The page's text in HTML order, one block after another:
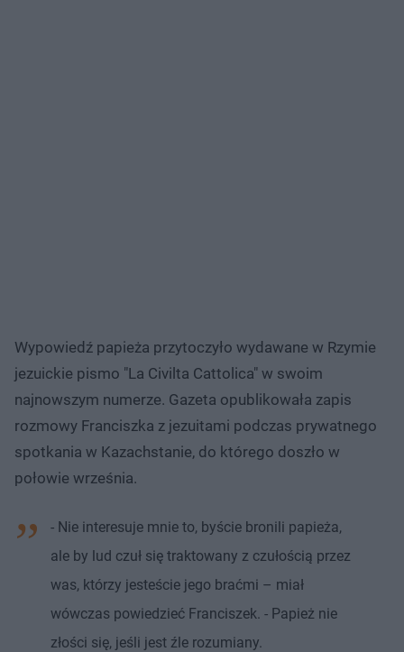
Wypowiedź papieża przytoczyło wydawane w Rzymie
jezuickie pismo "La Civilta Cattolica" w swoim
najnowszym numerze. Gazeta opublikowała zapis
rozmowy Franciszka z jezuitami podczas prywatnego
spotkania w Kazachstanie, do którego doszło w
połowie września.
- Nie interesuje mnie to, byście bronili papieża,
ale by lud czuł się traktowany z czułością przez
was, którzy jesteście jego braćmi – miał
wówczas powiedzieć Franciszek. - Papież nie
złości się, jeśli jest źle rozumiany.